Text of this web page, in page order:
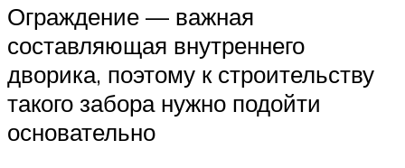
Ограждение — важная
составляющая внутреннего
дворика, поэтому к строительству
такого забора нужно подойти
основательно